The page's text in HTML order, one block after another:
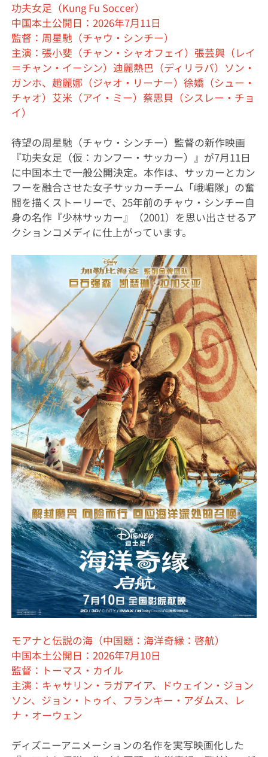
功夫女足（Kung Fu Soccer）
中国本土公開日：2026年7月11日
監督：周星馳（チャウ・シンチー）
主演：張小斐（チャン・シャオフェイ）張芸興（レイ
＝チャン・イーシン）迪麗熱巴（ディリラバ）ソン・
ガンホ、趙麗娜（ジャオ・リーナー）徐嬌（シュー・
チャオ）艾米（アイ・ミー）蔡思貝（シスレー・チョ
イ）
待望の周星馳（チャウ・シンチー）監督の新作映画
『功夫女足（仮：カンフー・サッカー）』が7月11日
に中国本土で一般公開決定。本作は、サッカーとカン
フーを融合させた女子サッカーチーム「峨嵋隊」の奮
闘を描くストーリーで、25年前のチャウ・シンチー自
身の名作『少林サッカー』（2001）を思い出させるア
クションコメディに仕上がっています。
モアナと伝説の海（中国題：海洋奇縁：啓航）
中国本土公開日：2026年7月10日
監督：トーマス・カイル
主演：キャサリン・ラガアイア、ドウェイン・ジョン
ソン、ジョン・トゥイ、フランキー・アダムス、レ
ナ・オーウェン
ディズニーアニメーションの名作を実写映画化した